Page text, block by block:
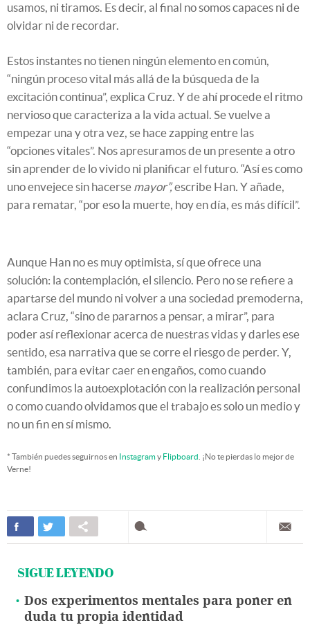
usamos, ni tiramos. Es decir, al final no somos capaces ni de
olvidar ni de recordar.
Estos instantes no tienen ningún elemento en común,
“ningún proceso vital más allá de la búsqueda de la
excitación continua”, explica Cruz. Y de ahí procede el ritmo
nervioso que caracteriza a la vida actual. Se vuelve a
empezar una y otra vez, se hace zapping entre las
“opciones vitales”. Nos apresuramos de un presente a otro
sin aprender de lo vivido ni planificar el futuro. “Así es como
uno envejece sin hacerse mayor”,escribe Han. Y añade,
para rematar, “por eso la muerte, hoy en día, es más difícil”.
Aunque Han no es muy optimista, sí que ofrece una
solución: la contemplación, el silencio. Pero no se refiere a
apartarse del mundo ni volver a una sociedad premoderna,
aclara Cruz, “sino de pararnos a pensar, a mirar”, para
poder así reflexionar acerca de nuestras vidas y darles ese
sentido, esa narrativa que se corre el riesgo de perder. Y,
también, para evitar caer en engaños, como cuando
confundimos la autoexplotación con la realización personal
o como cuando olvidamos que el trabajo es solo un medio y
no un fin en sí mismo.
* También puedes seguirnos en Instagramy Flipboard . ¡No te pierdas lo mejor de
Verne!
SIGUE LEYENDO
Dos experimentos mentales para poner en
duda tu propia identidad